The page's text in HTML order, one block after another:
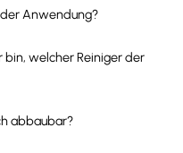
Anwendung?
bin, welcher Reiniger der
abbaubar?